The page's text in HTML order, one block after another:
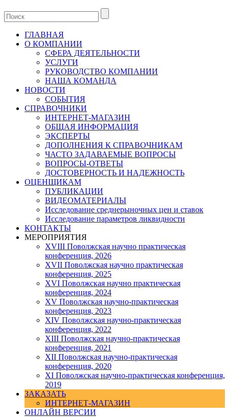
ГЛАВНАЯ
О КОМПАНИИ
СФЕРА ДЕЯТЕЛЬНОСТИ
УСЛУГИ
РУКОВОДСТВО КОМПАНИИ
НАША КОМАНДА
НОВОСТИ
СОБЫТИЯ
СПРАВОЧНИКИ
ИНТЕРНЕТ-МАГАЗИН
ОБЩАЯ ИНФОРМАЦИЯ
ЭКСПЕРТЫ
ДОПОЛНЕНИЯ К СПРАВОЧНИКАМ
ЧАСТО ЗАДАВАЕМЫЕ ВОПРОСЫ
ВОПРОСЫ-ОТВЕТЫ
ДОСТОВЕРНОСТЬ И НАДЕЖНОСТЬ
ОЦЕНЩИКАМ
ПУБЛИКАЦИИ
ВИДЕОМАТЕРИАЛЫ
Исследование среднерыночных цен и ставок
Исследование параметров ликвидности
КОНТАКТЫ
МЕРОПРИЯТИЯ
XVIII Поволжская научно практическая
конференция, 2026
XVII Поволжская научно практическая
конференция, 2025
XVI Поволжская научно практическая
конференция, 2024
ХV Поволжская научно-практическая
конференция, 2023
ХIV Поволжская научно-практическая
конференция, 2022
ХIII Поволжская научно-практическая
конференция, 2021
ХII Поволжская научно-практическая
конференция, 2020
XI Поволжская научно-практическая конференция,
2019
ЗАКАЗАТЬ
ИНТЕРНЕТ-МАГАЗИН
ОНЛАЙН ВЕРСИИ